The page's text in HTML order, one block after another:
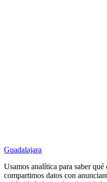
Guadalajara
Usamos analítica para saber
compartimos datos con